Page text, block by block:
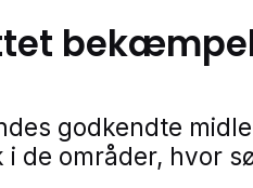
godkendte
i de områder, hvor